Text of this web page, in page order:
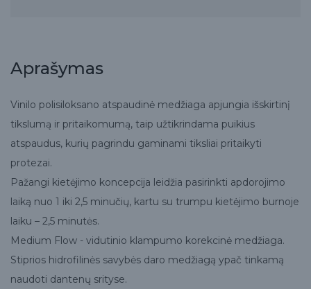
Aprašymas
Vinilo polisiloksano atspaudinė medžiaga apjungia išskirtinį
tikslumą ir pritaikomumą, taip užtikrindama puikius
atspaudus, kurių pagrindu gaminami tiksliai pritaikyti
protezai.
Pažangi kietėjimo koncepcija leidžia pasirinkti apdorojimo
laiką nuo 1 iki 2,5 minučių, kartu su trumpu kietėjimo burnoje
laiku – 2,5 minutės.
Medium Flow - vidutinio klampumo korekcinė medžiaga.
Stiprios hidrofilinės savybės daro medžiagą ypač tinkamą
naudoti dantenų srityse.